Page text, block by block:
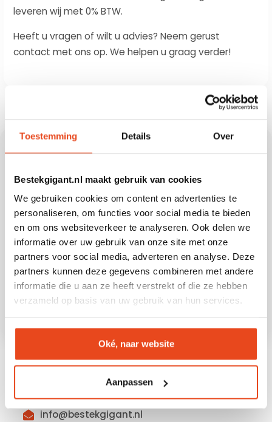
Toestemming Details Over
Bestekgigant.nl maakt gebruik van cookies
We gebruiken cookies om content en advertenties te
personaliseren, om functies voor social media te bieden
en om ons websiteverkeer te analyseren. Ook delen we
informatie over uw gebruik van onze site met onze
partners voor social media, adverteren en analyse. Deze
partners kunnen deze gegevens combineren met andere
informatie die u aan ze heeft verstrekt of die ze hebben
verzameld op basis van uw gebruik van hun services.
Oké, naar website
Aanpassen
leveren wij met 0% BTW.
Heeft u vragen of wilt u advies? Neem gerust
contact met ons op. We helpen u graag verder!
EERSTE BESTELLING
Schrijf je in voor de nieuwsbrief en ontvang
direct je kortingscode!
* Niet geldig in combinatie met andere
kortingsacties en uitsluitend geldig bij een
minimale bestelwaarde van €40.
CONTACTINFORMATIE
info@bestekgigant.nl